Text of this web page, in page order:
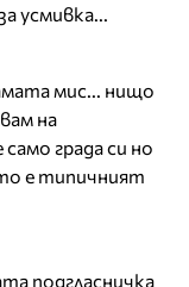
усмивка...
мис... нищо
на
града си но
е типичният
подгласничка